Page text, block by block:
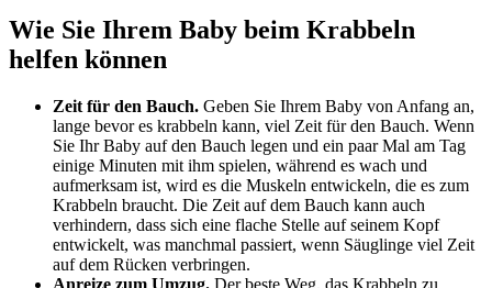
Wie Sie Ihrem Baby beim Krabbeln
helfen können
Zeit für den Bauch. Geben Sie Ihrem Baby von Anfang an,
lange bevor es krabbeln kann, viel Zeit für den Bauch. Wenn
Sie Ihr Baby auf den Bauch legen und ein paar Mal am Tag
einige Minuten mit ihm spielen, während es wach und
aufmerksam ist, wird es die Muskeln entwickeln, die es zum
Krabbeln braucht. Die Zeit auf dem Bauch kann auch
verhindern, dass sich eine flache Stelle auf seinem Kopf
entwickelt, was manchmal passiert, wenn Säuglinge viel Zeit
auf dem Rücken verbringen.